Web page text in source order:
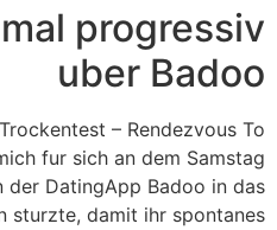
progressiv
uber Badoo
– Rendezvous To
fur sich an dem Samstag
der DatingApp Badoo in das
sturzte, damit ihr spontanes